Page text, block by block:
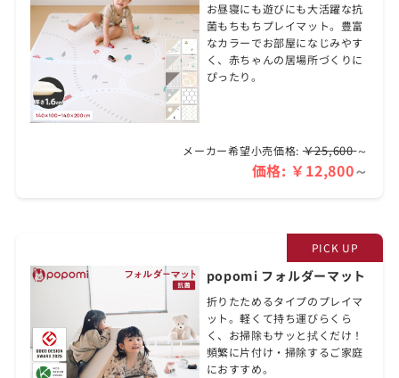
お昼寝にも遊びにも大活躍な抗
菌もちもちプレイマット。豊富
なカラーでお部屋になじみやす
く、赤ちゃんの居場所づくりに
ぴったり。
メーカー希望小売価格: ￥25,600～
価格: ￥12,800～
popomi フォルダーマット
折りたためるタイプのプレイマ
ット。軽くて持ち運びらくら
く、お掃除もサッと拭くだけ！
頻繁に片付け・掃除するご家庭
におすすめ。